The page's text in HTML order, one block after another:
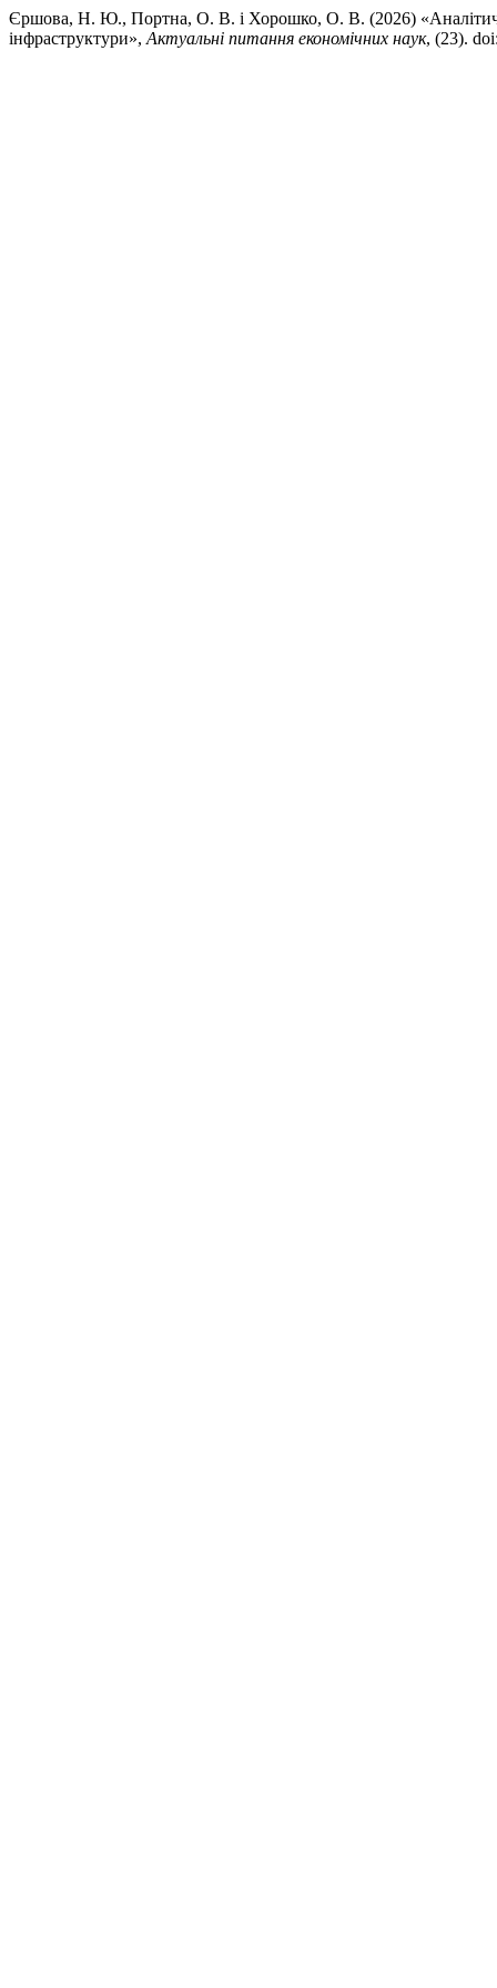
Єршова, Н. Ю., Портна, О. В. і Хорошко, О. В. (2026) «Аналітична
інфраструктури», Актуальні питання економічних наук, (23).